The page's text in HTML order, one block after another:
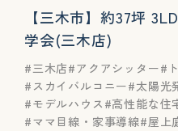
【三木市】約37坪
学会(三木店)
三木店 アクアシッター
スカイバルコニー
太陽光
モデルハウス
高性能な住
ママ目線・家事導線 屋上